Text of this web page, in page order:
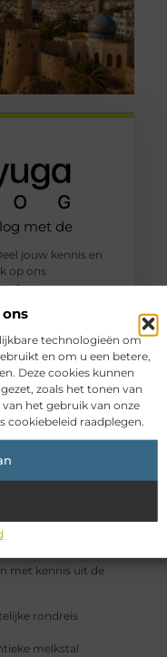
technologieën om
en om u een betere,
Deze cookies kunnen
zoals het tonen van
het gebruik van onze
cookiebeleid raadplegen.
(87 )
(86 )
maar ons toch
met kennis uit de
rondreis
melkstal
met de
jouw kennis en
op ons